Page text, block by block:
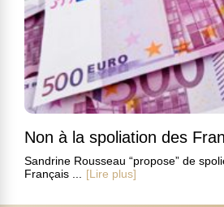
Non à la spoliation des
Sandrine Rousseau “propose” de
Français ...
[Lire plus]